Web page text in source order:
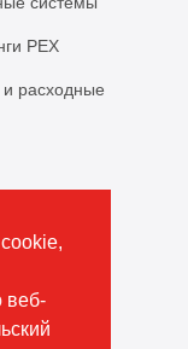
веб-
PEX
расходные
No.16A,